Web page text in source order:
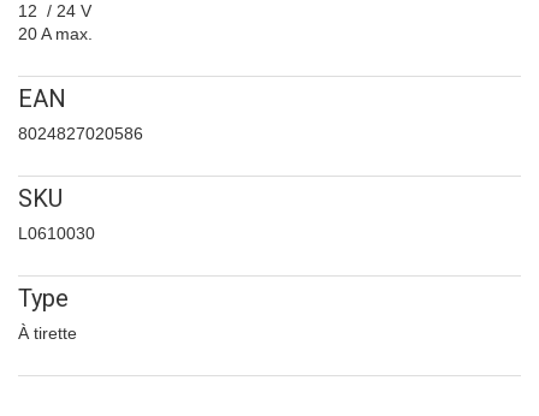
12 / 24 V
20 A max.
EAN
8024827020586
SKU
L0610030
Type
À tirette